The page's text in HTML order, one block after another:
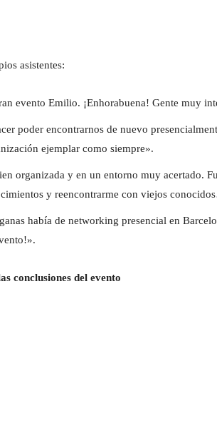
asistentes:
evento Emilio. ¡Enhorabuena! Gente muy
poder encontrarnos de nuevo
ejemplar como siempre».
organizada y en un entorno muy acertado.
y reencontrarme con viejos
había de networking presencial en
conclusiones del evento